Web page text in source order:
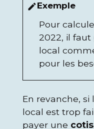
editExemple
Pour
2022, il
local
pour les
En revanche,
local est trop
payer une